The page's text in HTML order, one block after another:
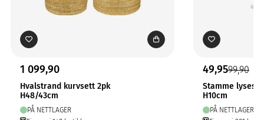
1 099,90
Hvalstrand kurvsett 2pk
H48/43cm
PÅ NETTLAGER
49,9599,90
Stamme
H10cm
PÅ NETTLAGER